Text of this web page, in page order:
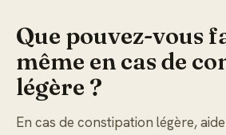
Que pouvez-vous
même en cas de
légère ?
En cas de constipation légère,